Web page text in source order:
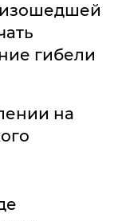
гибели
на